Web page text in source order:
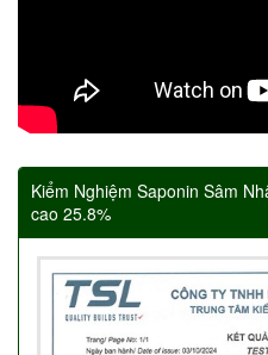
Kiểm Nghiệm Saponin Sâm
cao 25.8%